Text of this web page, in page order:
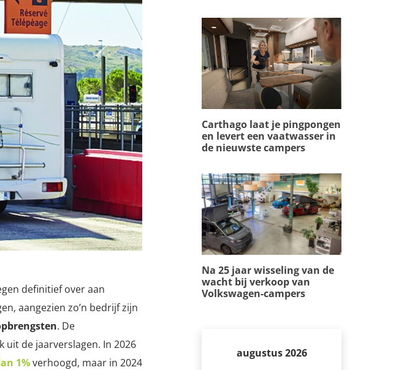
definitief over aan
aangezien zo’n bedrijf zijn
. De
de jaarverslagen. In 2026
1%verhoogd, maar in 2024
Carthago laat je pingpongen
en levert een vaatwasser in
de nieuwste campers
Na 25 jaar wisseling van de
wacht bij verkoop van
Volkswagen-campers
augustus 2026